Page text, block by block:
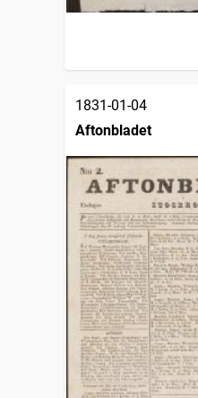
1831-01-04
Aftonbladet